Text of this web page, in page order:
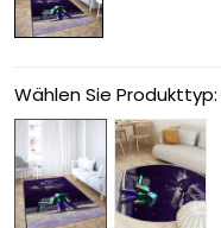
Wählen Sie Produkttyp: